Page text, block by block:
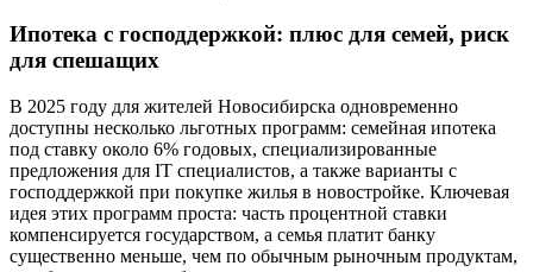
Ипотека с господдержкой: плюс для семей, риск
для спешащих
В 2025 году для жителей Новосибирска одновременно
доступны несколько льготных программ: семейная ипотека
под ставку около 6% годовых, специализированные
предложения для IT специалистов, а также варианты с
господдержкой при покупке жилья в новостройке. Ключевая
идея этих программ проста: часть процентной ставки
компенсируется государством, а семья платит банку
существенно меньше, чем по обычным рыночным продуктам,